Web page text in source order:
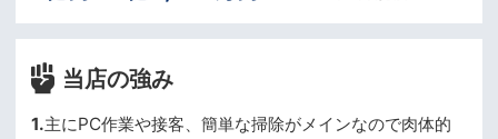
当店の強み
1.主にPC作業や接客、簡単な掃除がメインなので肉体的